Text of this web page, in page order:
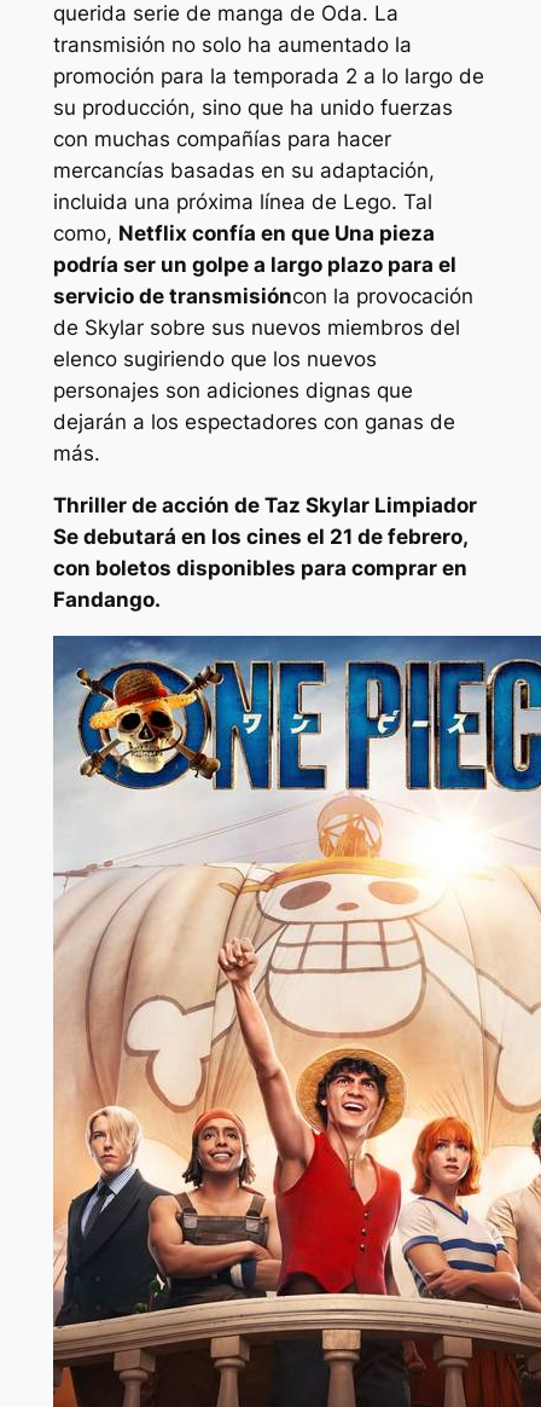
querida serie de manga de Oda. La
transmisión no solo ha aumentado la
promoción para la temporada 2 a lo largo de
su producción, sino que ha unido fuerzas
con muchas compañías para hacer
mercancías basadas en su adaptación,
incluida una próxima línea de Lego. Tal
como, Netflix confía en que Una pieza
podría ser un golpe a largo plazo para el
servicio de transmisióncon la provocación
de Skylar sobre sus nuevos miembros del
elenco sugiriendo que los nuevos
personajes son adiciones dignas que
dejarán a los espectadores con ganas de
más.
Thriller de acción de Taz Skylar Limpiador
Se debutará en los cines el 21 de febrero,
con boletos disponibles para comprar en
Fandango.